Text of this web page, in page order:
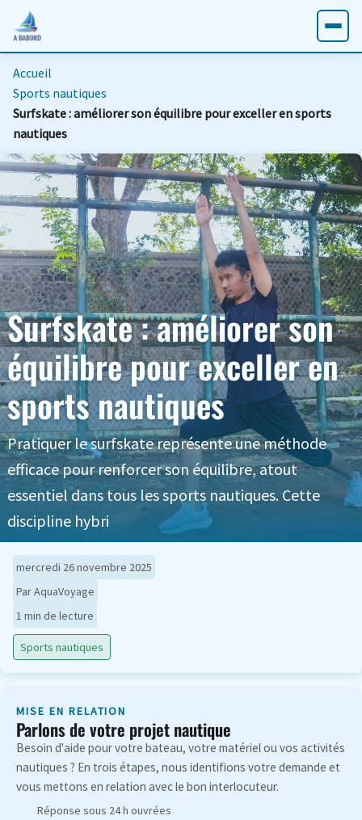
Accueil
Sports nautiques
Surfskate : améliorer son équilibre pour exceller en sports
nautiques
Surfskate : améliorer son
équilibre pour exceller en
sports nautiques
Pratiquer le surfskate représente une méthode
efficace pour renforcer son équilibre, atout
essentiel dans tous les sports nautiques. Cette
discipline hybri
mercredi 26 novembre 2025
Par AquaVoyage
1 min de lecture
Sports nautiques
MISE EN RELATION
Parlons de votre projet nautique
Besoin d'aide pour votre bateau, votre matériel ou vos activités
nautiques ? En trois étapes, nous identifions votre demande et
vous mettons en relation avec le bon interlocuteur.
Réponse sous 24 h ouvrées